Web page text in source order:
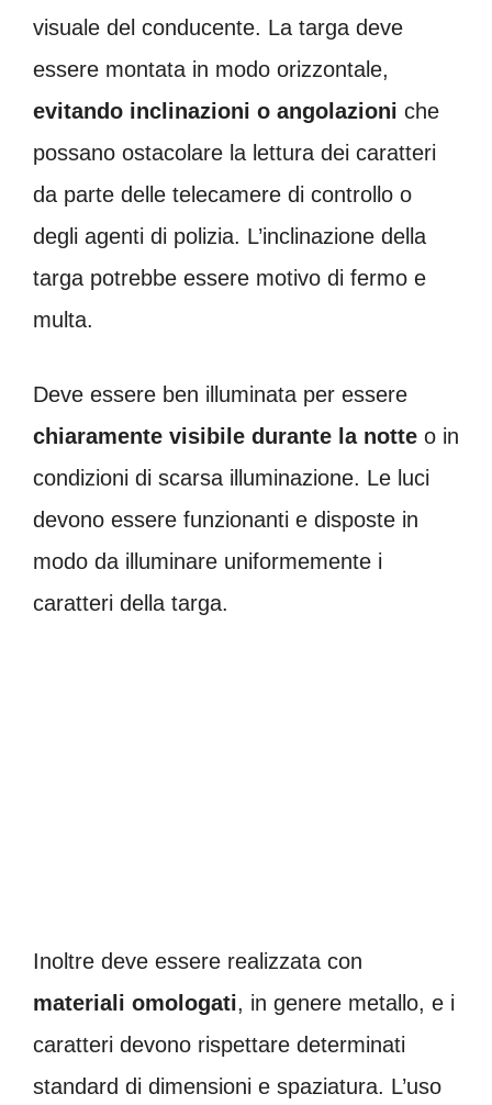
visuale del conducente. La targa deve
essere montata in modo orizzontale,
evitando inclinazioni o angolazioni che
possano ostacolare la lettura dei caratteri
da parte delle telecamere di controllo o
degli agenti di polizia. L’inclinazione della
targa potrebbe essere motivo di fermo e
multa.
Deve essere ben illuminata per essere
chiaramente visibile durante la notte o in
condizioni di scarsa illuminazione. Le luci
devono essere funzionanti e disposte in
modo da illuminare uniformemente i
caratteri della targa.
Inoltre deve essere realizzata con
materiali omologati, in genere metallo, e i
caratteri devono rispettare determinati
standard di dimensioni e spaziatura. L’uso